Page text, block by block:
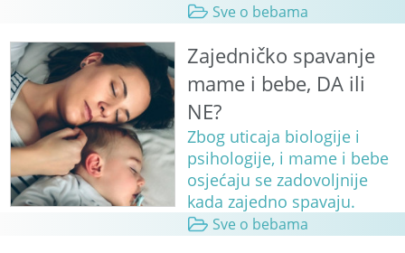
Sve o bebama
Zajedničko spavanje
mame i bebe, DA ili
NE?
Zbog uticaja biologije i
psihologije, i mame i bebe
osjećaju se zadovoljnije
kada zajedno spavaju.
Sve o bebama